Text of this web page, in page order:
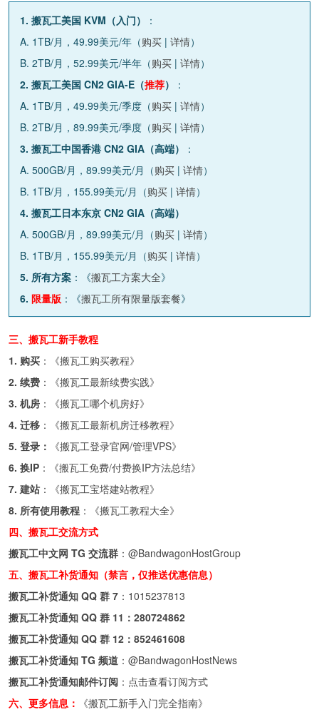
1. 搬瓦工美国 KVM（入门）
：
A. 1TB/月，49.99美元/年（购买 | 详情）
B. 2TB/月，52.99美元/半年（购买 | 详情）
2. 搬瓦工美国 CN2 GIA-E（推荐）
：
A. 1TB/月，49.99美元/季度（购买 | 详情）
B. 2TB/月，89.99美元/季度（购买 | 详情）
3. 搬瓦工中国香港 CN2 GIA（高端）
：
A. 500GB/月，89.99美元/月（购买 | 详情）
B. 1TB/月，155.99美元/月（购买 | 详情）
4. 搬瓦工日本东京 CN2 GIA（高端）
A. 500GB/月，89.99美元/月（购买 | 详情）
B. 1TB/月，155.99美元/月（购买 | 详情）
5. 所有方案 ：《搬瓦工方案大全》
6. 限量版 ：《搬瓦工所有限量版套餐》
三、搬瓦工新手教程
1. 购买 ：《搬瓦工购买教程》
2. 续费 ：《搬瓦工最新续费实践》
3. 机房 ：《搬瓦工哪个机房好》
4. 迁移 ：《搬瓦工最新机房迁移教程》
5. 登录：
《搬瓦工登录官网/管理VPS》
6. 换IP ：《搬瓦工免费/付费换IP方法总结》
7. 建站 ：《搬瓦工宝塔建站教程》
8. 所有使用教程 ：《搬瓦工教程大全》
四、搬瓦工交流方式
搬瓦工中文网 TG 交流群 ： @BandwagonHostGroup
五、搬瓦工补货通知（禁言，仅推送优惠信息）
搬瓦工补货通知 QQ 群 7 ： 1015237813
搬瓦工补货通知 QQ 群 11： 280724862
搬瓦工补货通知 QQ 群 12： 852461608
搬瓦工补货通知 TG 频道 ： @BandwagonHostNews
搬瓦工补货通知邮件订阅 ： 点击查看订阅方式
六、更多信息：
《搬瓦工新手入门完全指南》